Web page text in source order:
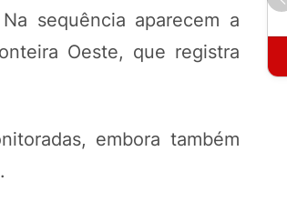
sequência aparecem a
Oeste, que registra
embora também
COMPRAR